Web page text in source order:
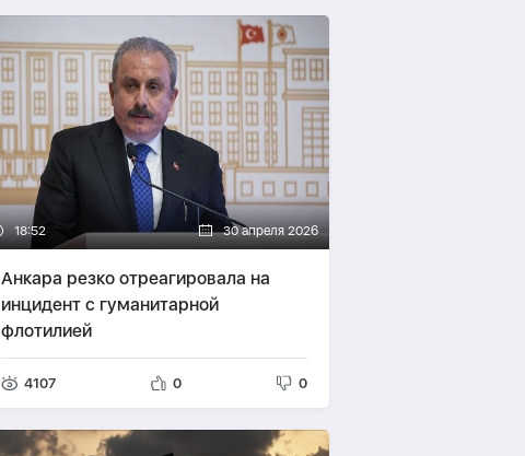
18:52 30 апреля 2026
Анкара резко отреагировала на
инцидент с гуманитарной
флотилией
4107 0 0